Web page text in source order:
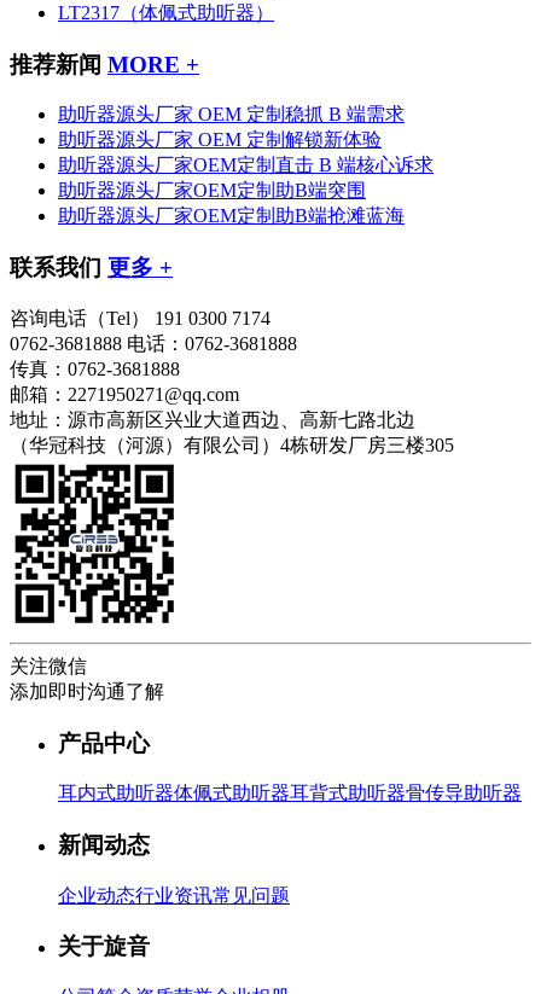
LT2317（体佩式助听器）
推荐新闻 MORE +
助听器源头厂家 OEM 定制稳抓 B 端需求
助听器源头厂家 OEM 定制解锁新体验
助听器源头厂家OEM定制直击 B 端核心诉求
助听器源头厂家OEM定制助B端突围
助听器源头厂家OEM定制助B端抢滩蓝海
联系我们 更多 +
咨询电话（Tel） 191 0300 7174
0762-3681888 电话：0762-3681888
传真：0762-3681888
邮箱：2271950271@qq.com
地址：源市高新区兴业大道西边、高新七路北边
（华冠科技（河源）有限公司）4栋研发厂房三楼305
关注微信
添加即时沟通了解
产品中心
耳内式助听器体佩式助听器耳背式助听器骨传导助听器
新闻动态
企业动态行业资讯常见问题
关于旋音